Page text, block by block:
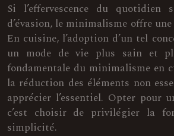
Si l’effervescence du quotidien
d’évasion, le minimalisme offre
En cuisine, l’adoption d’un tel
un mode de vie plus sain et
fondamentale du minimalisme en
la réduction des éléments non
apprécier l’essentiel. Opter pour
c’est choisir de privilégier la
simplicité.